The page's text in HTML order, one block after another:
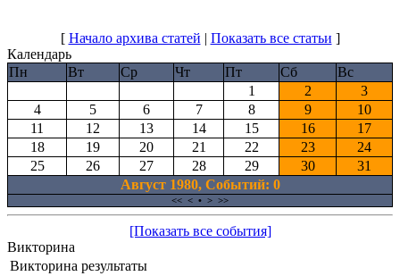
[ Начало архива статей | Показать все статьи ]
Календарь
Пн
Вт Ср Чт Пт Сб
Вс
1
2
3
4
5 6 7 8 9
10
11
12 13 14 15 16
17
18
19 20 21 22 23
24
25
26 27 28 29 30
31
Август 1980, Cобытий: 0
<< < • > >>
[Показать все события]
Викторина
Викторина результаты